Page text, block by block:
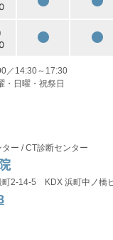
／14:30～17:30
日曜・祝祭日
ー / CT診断センター
町2-14-5 KDX 浜町中ノ橋